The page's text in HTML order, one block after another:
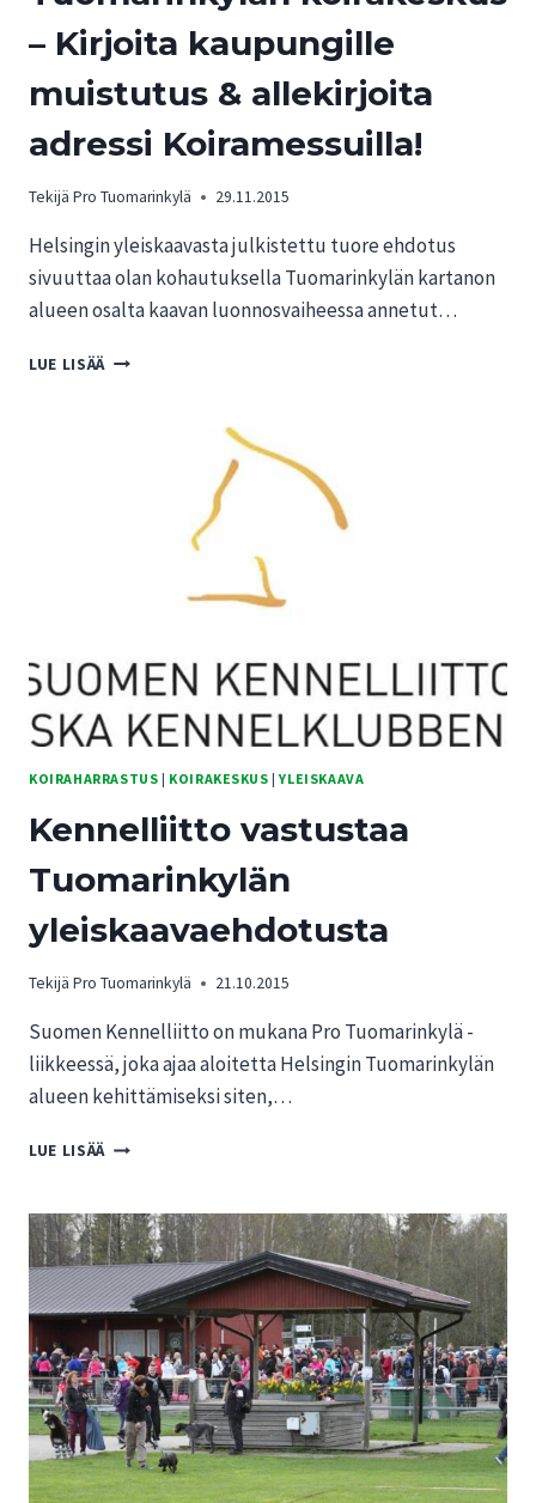
– Kirjoita kaupungille
muistutus & allekirjoita
adressi Koiramessuilla!
Tekijä Pro Tuomarinkylä 29.11.2015
Helsingin yleiskaavasta julkistettu tuore ehdotus
sivuuttaa olan kohautuksella Tuomarinkylän kartanon
alueen osalta kaavan luonnosvaiheessa annetut…
LUE LISÄÄ TIEDOTE:
TUOMARINKYLÄN
KAUPUNGILLE
MUISTUTUS
ALLEKIRJOITA
KOIRAMESSUILLA!
KOIRAHARRASTUS | KOIRAKESKUS |YLEISKAAVA
Kennelliitto vastustaa
Tuomarinkylän
yleiskaavaehdotusta
Tekijä Pro Tuomarinkylä 21.10.2015
Suomen Kennelliitto on mukana Pro Tuomarinkylä -
liikkeessä, joka ajaa aloitetta Helsingin Tuomarinkylän
alueen kehittämiseksi siten,…
LUE LISÄÄ KENNELLIITTO
YLEISKAAVAEHDOTUSTA